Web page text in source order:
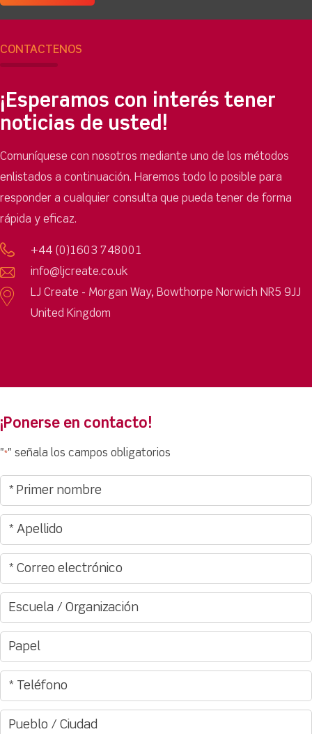
CONTÁCTENOS
¡Esperamos con interés tener
noticias de usted!
Comuníquese con nosotros mediante uno de los métodos
enlistados a continuación. Haremos todo lo posible para
responder a cualquier consulta que pueda tener de forma
rápida y eficaz.
+44 (0)1603 748001
info@ljcreate.co.uk
LJ Create - Morgan Way, Bowthorpe Norwich NR5 9JJ
United Kingdom
¡Ponerse en contacto!
"*" señala los campos obligatorios